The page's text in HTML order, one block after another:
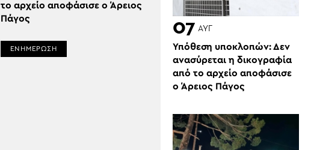
το αρχείο αποφάσισε ο Άρειος
Πάγος
ΕΝΗΜΕΡΩΣΗ
07 ΑΥΓ
Υπόθεση υποκλοπών: Δεν
ανασύρεται η δικογραφία
από το αρχείο αποφάσισε
ο Άρειος Πάγος